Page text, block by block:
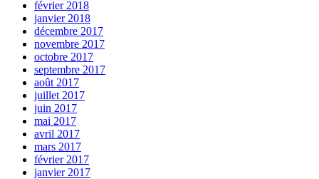
février 2018
janvier 2018
décembre 2017
novembre 2017
octobre 2017
septembre 2017
août 2017
juillet 2017
juin 2017
mai 2017
avril 2017
mars 2017
février 2017
janvier 2017